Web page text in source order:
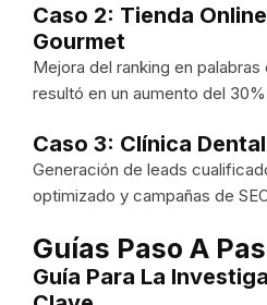
Caso 2: Tienda
Gourmet
Mejora del ranking en
resultó en un aumento del
Caso 3: Clínica
Generación de leads
optimizado y campañas de
Guías Paso A
Guía Para La